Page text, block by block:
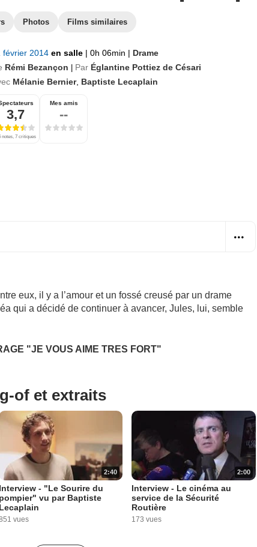
Photos Films similaires
février 2014 en salle | 0h 06min | Drame
Rémi Bezançon Par Églantine Pottiez de Césari
Mélanie Bernier, Baptiste Lecaplain
3,7
notes, 7 critiques
Mes amis
--
eux, il y a l’amour et un fossé creusé par un drame
qui a décidé de continuer à avancer, Jules, lui, semble
"JE VOUS AIME TRES FORT"
of et extraits
2:40
Interview - "Le Sourire du
pompier" vu par Baptiste
Lecaplain
vues
2:00
Interview - Le cinéma au
service de la Sécurité
Routière
173 vues